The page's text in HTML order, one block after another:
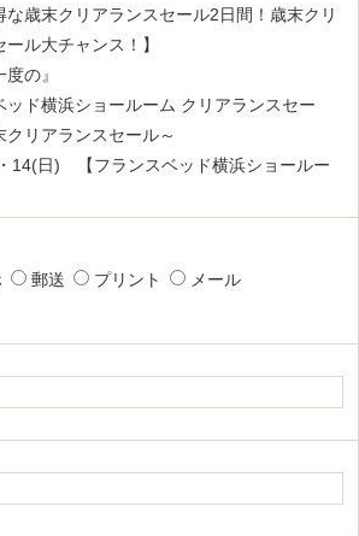
な歳末クリアランスセール2日間！歳末クリ
ル大チャンス！】
度の』
ッド横浜ショールーム クリアランスセー
クリアランスセール～
14(日) 【フランスベッド横浜ショールー
郵送 プリント メール